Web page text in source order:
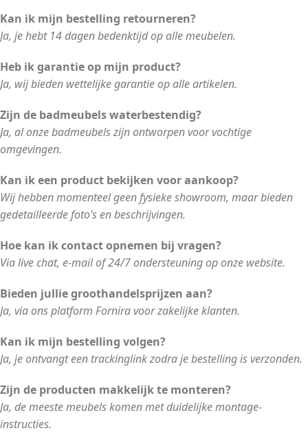
Kan ik mijn bestelling retourneren?
Ja, je hebt 14 dagen bedenktijd op alle meubelen.
Heb ik garantie op mijn product?
Ja, wij bieden wettelijke garantie op alle artikelen.
Zijn de badmeubels waterbestendig?
Ja, al onze badmeubels zijn ontworpen voor vochtige
omgevingen.
Kan ik een product bekijken voor aankoop?
Wij hebben momenteel geen fysieke showroom, maar bieden
gedetailleerde foto’s en beschrijvingen.
Hoe kan ik contact opnemen bij vragen?
Via live chat, e-mail of 24/7 ondersteuning op onze website.
Bieden jullie groothandelsprijzen aan?
Ja, via ons platform Fornira voor zakelijke klanten.
Kan ik mijn bestelling volgen?
Ja, je ontvangt een trackinglink zodra je bestelling is verzonden.
Zijn de producten makkelijk te monteren?
Ja, de meeste meubels komen met duidelijke montage-
instructies.